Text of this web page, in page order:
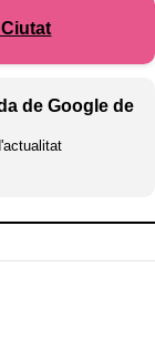
de Google de